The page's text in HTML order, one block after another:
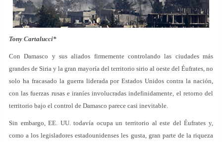
Tony Cartalucci*
Con Damasco y sus aliados firmemente controlando las ciudades más
grandes de Siria y la gran mayoría del territorio sirio al oeste del Éufrates, no
solo ha fracasado la guerra liderada por Estados Unidos contra la nación,
con las fuerzas rusas e iraníes involucradas indefinidamente, el retorno del
territorio bajo el control de Damasco parece casi inevitable.
Sin embargo, EE. UU. todavía ocupa un territorio al este del Éufrates y,
como a los legisladores estadounidenses les gusta, gran parte de la riqueza